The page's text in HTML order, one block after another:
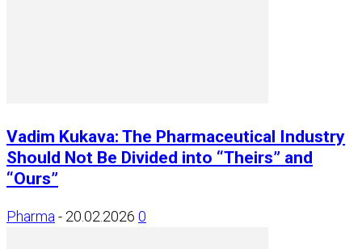
Vadim Kukava: The Pharmaceutical Industry
Should Not Be Divided into “Theirs” and
“Ours”
Pharma - 20.02.2026 0